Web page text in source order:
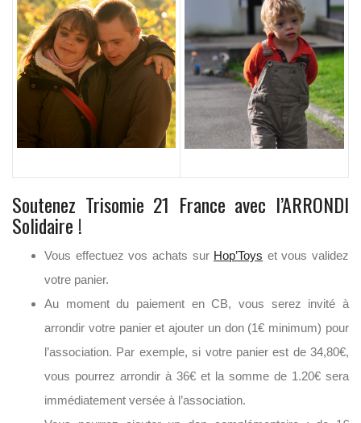
Soutenez Trisomie 21 France avec l’ARRONDI
Solidaire !
Vous effectuez vos achats sur Hop’Toys et vous validez
votre panier.
Au moment du paiement en CB, vous serez invité à
arrondir votre panier et ajouter un don (1€ minimum) pour
l’association. Par exemple, si votre panier est de 34,80€,
vous pourrez arrondir à 36€ et la somme de 1.20€ sera
immédiatement versée à l’association.